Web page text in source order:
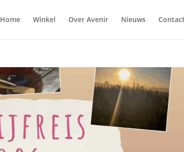
Home Winkel Over Avenir Nieuws Contact